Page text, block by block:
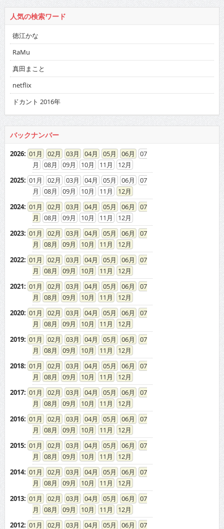
人気の検索ワード
徳江かな
RaMu
真田まこと
netflix
ドカント 2016年
バックナンバー
2026: 01 02 03 04 05 06
07
08
09 10 11
12
2025: 01 02 03 04 05 06
07
08
09 10 11
12
2024: 01 02 03 04 05 06
07
08
09 10 11
12
2023: 01 02 03 04 05 06
07
08
09 10 11
12
2022: 01 02 03 04 05 06
07
08
09 10 11
12
2021: 01 02 03 04 05 06
07
08
09 10 11
12
2020: 01 02 03 04 05 06
07
08
09 10 11
12
2019: 01 02 03 04 05 06
07
08
09 10 11
12
2018: 01 02 03 04 05 06
07
08
09 10 11
12
2017: 01 02 03 04 05 06
07
08
09 10 11
12
2016: 01 02 03 04 05 06
07
08
09 10 11
12
2015: 01 02 03 04 05 06
07
08
09 10 11
12
2014: 01 02 03 04 05 06
07
08
09 10 11
12
2013: 01 02 03 04 05 06
07
08
09 10 11
12
2012: 01 02 03 04 05 06
07